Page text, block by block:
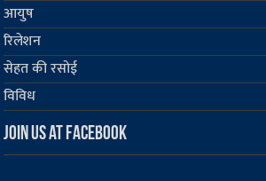
आयुष
रिलेशन
सेहत की रसोई
विविध
Join us at Facebook